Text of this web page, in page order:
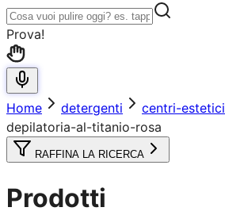
Prova!
Home detergenti centri-estetici
depilatoria-al-titanio-rosa
RAFFINA LA RICERCA
Prodotti